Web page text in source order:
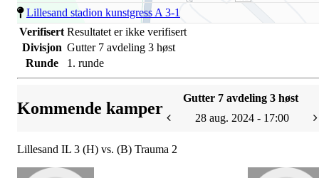
Lillesand stadion kunstgress A 3-1
Verifisert Resultatet er ikke verifisert
Divisjon Gutter 7 avdeling 3 høst
Runde
1. runde
Kommende kamper
Gutter 7 avdeling 3 høst
28 aug. 2024 - 17:00
Lillesand IL 3 (H) vs. (B) Trauma 2